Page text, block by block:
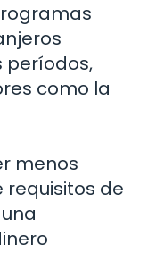
como la
menos
requisitos de